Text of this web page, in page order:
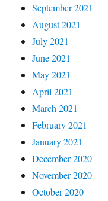
September 2021
August 2021
July 2021
June 2021
May 2021
April 2021
March 2021
February 2021
January 2021
December 2020
November 2020
October 2020